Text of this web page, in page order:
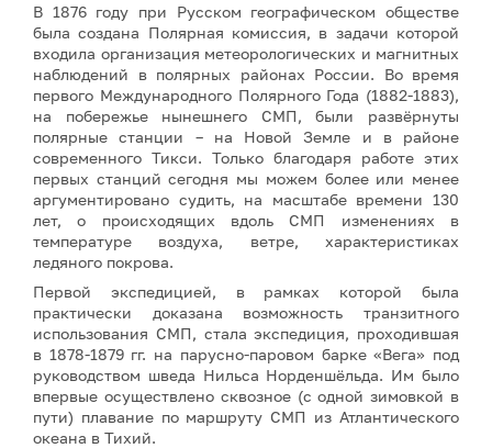
В 1876 году при Русском географическом обществе
была создана Полярная комиссия, в задачи которой
входила организация метеорологических и магнитных
наблюдений в полярных районах России. Во время
первого Международного Полярного Года (1882-1883),
на побережье нынешнего СМП, были развёрнуты
полярные станции – на Новой Земле и в районе
современного Тикси. Только благодаря работе этих
первых станций сегодня мы можем более или менее
аргументировано судить, на масштабе времени 130
лет, о происходящих вдоль СМП изменениях в
температуре воздуха, ветре, характеристиках
ледяного покрова.
Первой экспедицией, в рамках которой была
практически доказана возможность транзитного
использования СМП, стала экспедиция, проходившая
в 1878-1879 гг. на парусно-паровом барке «Вега» под
руководством шведа Нильса Норденшёльда. Им было
впервые осуществлено сквозное (с одной зимовкой в
пути) плавание по маршруту СМП из Атлантического
океана в Тихий.